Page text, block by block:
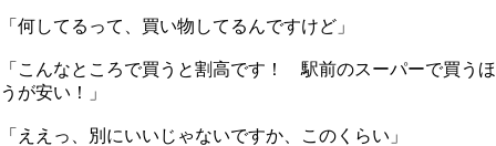
「何してるって、買い物してるんですけど」
「こんなところで買うと割高です！ 駅前のスーパーで買うほ
うが安い！」
「ええっ、別にいいじゃないですか、このくらい」